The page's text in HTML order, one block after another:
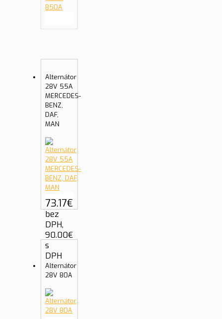
Alternátor
28V 55A
MERCEDES-
BENZ,
DAF,
MAN
73.17€
bez
DPH,
90.00€
s
DPH
Alternátor
28V 80A